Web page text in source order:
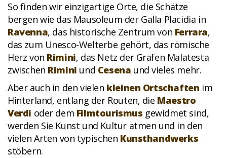
So finden wir einzigartige Orte, die Schätze
bergen wie das Mausoleum der Galla Placidia in
Ravenna, das historische Zentrum von Ferrara,
das zum Unesco-Welterbe gehört, das römische
Herz von Rimini, das Netz der Grafen Malatesta
zwischen Rimini und Cesena und vieles mehr.
Aber auch in den vielen kleinen Ortschaften im
Hinterland, entlang der Routen, die Maestro
Verdi oder dem Filmtourismus gewidmet sind,
werden Sie Kunst und Kultur atmen und in den
vielen Arten von typischen Kunsthandwerks
stöbern.